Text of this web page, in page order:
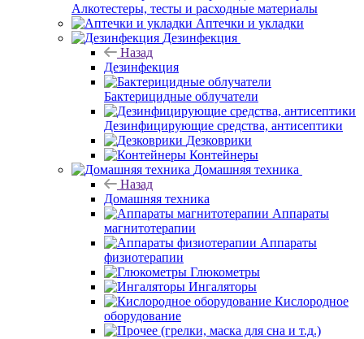
Алкотестеры, тесты и расходные материалы
Аптечки и укладки
Дезинфекция
Назад
Дезинфекция
Бактерицидные облучатели
Дезинфицирующие средства, антисептики
Дезковрики
Контейнеры
Домашняя техника
Назад
Домашняя техника
Аппараты
магнитотерапии
Аппараты
физиотерапии
Глюкометры
Ингаляторы
Кислородное
оборудование